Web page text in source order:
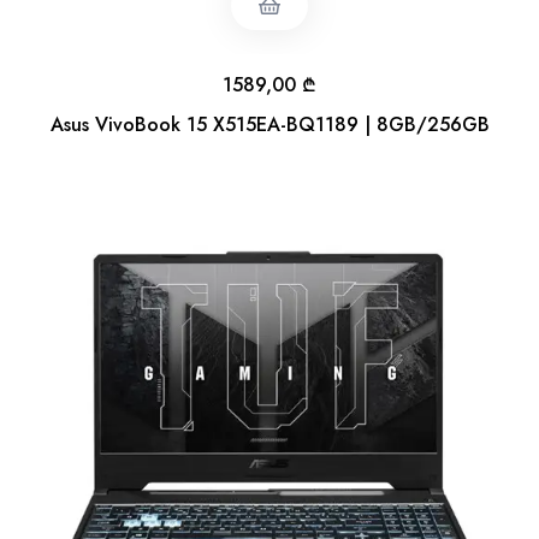
Asus VivoBook 15 X515EA-BQ1189 | 8GB/256GB
1589,00 ₾